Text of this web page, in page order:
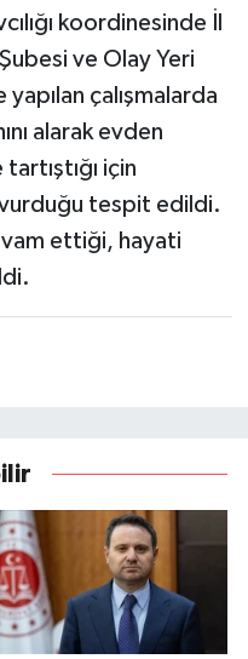
koordinesinde İl
ve Olay Yeri
çalışmalarda
alarak evden
için
vurduğu tespit edildi.
ettiği, hayati